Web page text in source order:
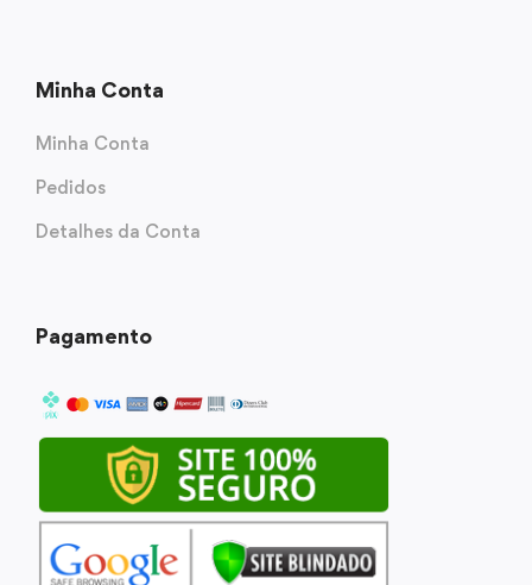
Minha Conta
Minha Conta
Pedidos
Detalhes da Conta
Pagamento